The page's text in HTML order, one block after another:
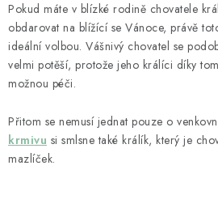
Pokud máte v blízké rodině chovatele
obdarovat na blížící se Vánoce, právě
ideální volbou. Vášnivý chovatel se
velmi potěší, protože jeho králíci díky
možnou péči.
Přitom se nemusí jednat pouze o
krmivu si smlsne také králík, který je
mazlíček.